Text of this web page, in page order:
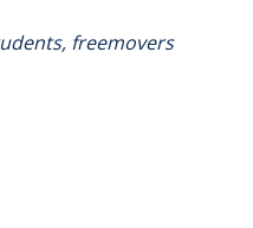
freemovers